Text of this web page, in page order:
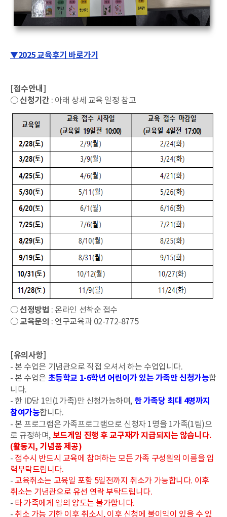
▼2025 교육후기 바로가기
[접수안내]
○신청기간 : 아래 상세 교육 일정 참고
○선정방법 : 온라인 선착순 접수
○교육문의 : 연구교육과 02-772-8775
[유의사항]
- 본 수업은 기념관으로 직접 오셔서 하는 수업입니다.
- 본 수업은 초등학교 1-6학년 어린이가 있는 가족만 신청가능합
니다.
- 한 ID당 1인(1가족)만 신청가능하며, 한 가족당 최대 4명까지
참여가능합니다.
- 본 프로그램은 가족프로그램으로 신청자 1명을 1가족(1팀)으
로 규정하며, 보드게임 진행 후 교구재가 지급되지는 않습니다.
(활동지, 기념품 제공)
- 접수시 반드시 교육에 참여하는 모든 가족 구성원의 이름을 입
력부탁드립니다.
- 교육취소는 교육일 포함 5일전까지 취소가 가능합니다. 이후
취소는 기념관으로 유선 연락 부탁드립니다.
- 타 가족에게 임의 양도는 불가합니다.
- 취소 가능 기한 이후 취소시, 이후 신청에 불이익이 있을 수 있